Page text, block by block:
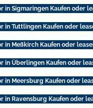
in Sigmaringen Kaufen oder
in Tuttlingen Kaufen oder
in Meßkirch Kaufen oder
in Überlingen Kaufen oder
in Meersburg Kaufen oder
in Ravensburg Kaufen oder